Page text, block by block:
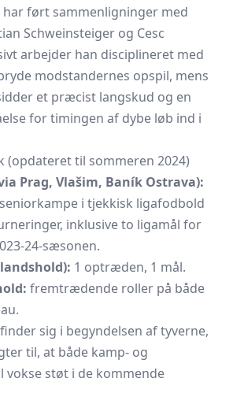
ført sammenligninger med
Schweinsteiger og Cesc
arbejder han disciplineret med
modstandernes opspil, mens
et præcist langskud og en
for timingen af dybe løb ind i
(opdateret til sommeren 2024)
Prag, Vlašim, Baník Ostrava):
i tjekkisk ligafodbold
inklusive to ligamål for
24-sæsonen.
1 optræden, 1 mål.
fremtrædende roller på både
sig i begyndelsen af tyverne,
til, at både kamp- og
vokse støt i de kommende